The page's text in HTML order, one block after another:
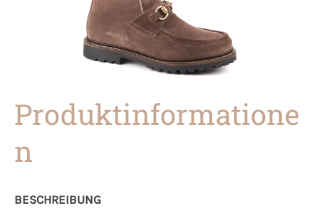
Produktinformatione
n
BESCHREIBUNG